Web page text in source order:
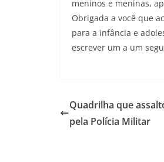
meninos e meninas,
Obrigada a você que
para a infância e
escrever um a um
Quadrilha que
pela Polícia Militar